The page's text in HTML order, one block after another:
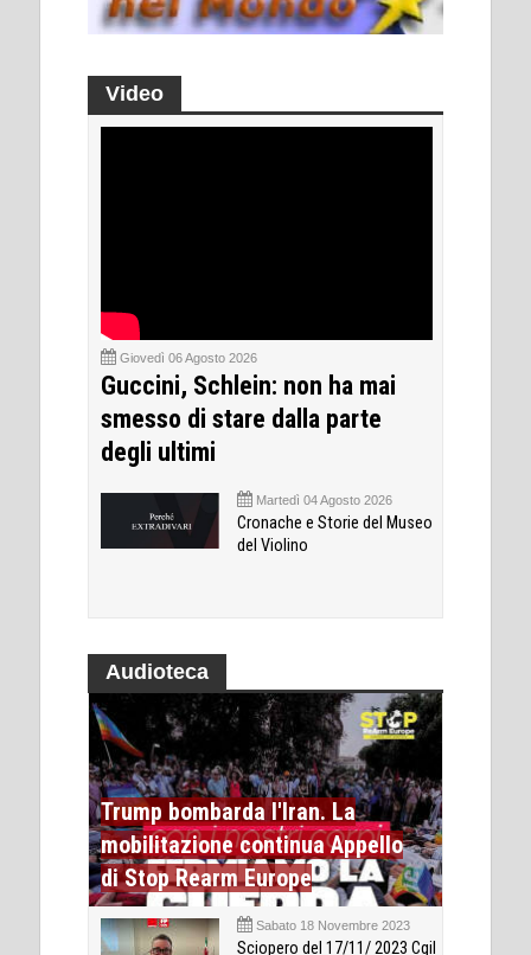
Video
Giovedì 06 Agosto 2026
Guccini, Schlein: non ha mai
smesso di stare dalla parte
degli ultimi
Martedì 04 Agosto 2026
Cronache e Storie del Museo
del Violino
Audioteca
Trump bombarda l'Iran. La
mobilitazione continua Appello
di Stop Rearm Europe
Sabato 18 Novembre 2023
Sciopero del 17/11/ 2023 Cgil